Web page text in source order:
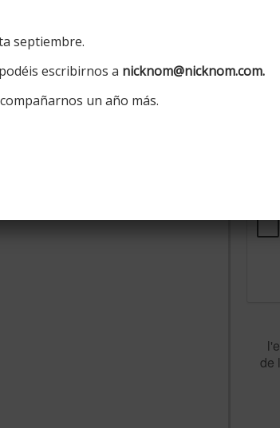
de
septiembre.
escribirnos a nicknom@nicknom.com.
un año más.